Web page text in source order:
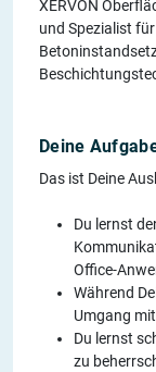
XERVON
und Spezialist
Deine
Das ist Deine
Du lernst
Office-
Während
Umgang
Du lernst
zu